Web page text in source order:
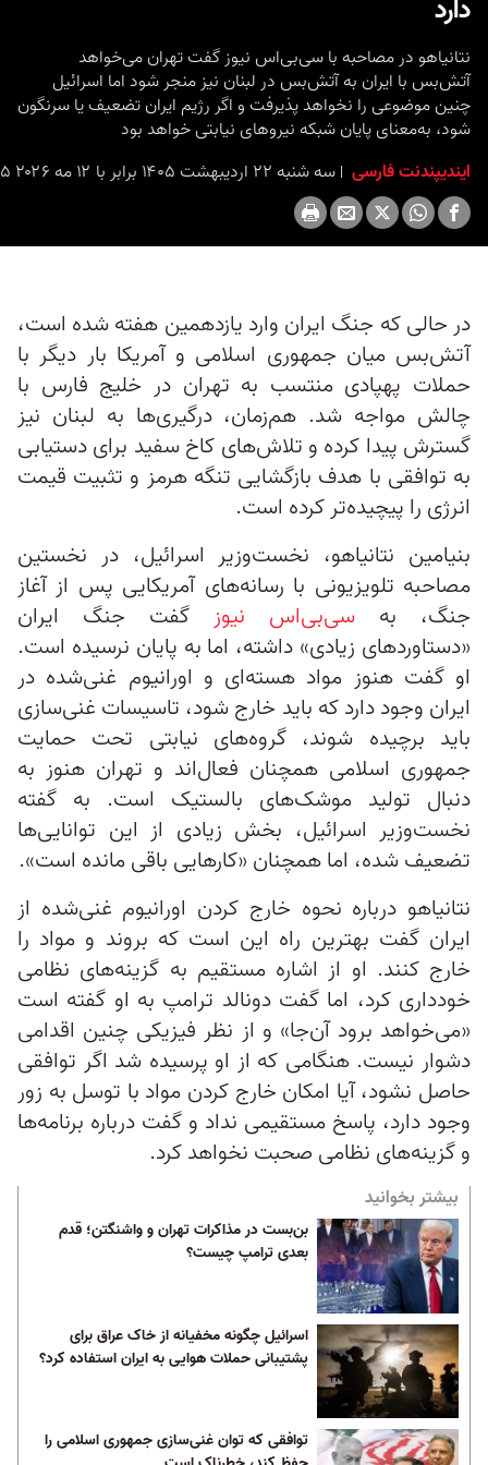
دارد
نتانیاهو در مصاحبه با سی‌بی‌اس نیوز گفت تهران می‌خواهد
آتش‌بس با ایران به آتش‌بس در لبنان نیز منجر شود اما اسرائیل
چنین موضوعی را نخواهد پذیرفت و اگر رژیم ایران تضعیف یا سرنگون
شود، به‌معنای پایان شبکه نیروهای نیابتی خواهد بود
ایندیپندنت فارسی سه شنبه ۲۲ اردیبهشت ۱۴۰۵ برابر با ۱۲ مه ۲۰۲۶ ۱۶:۱۵
در حالی که جنگ ایران وارد یازدهمین هفته شده است،
آتش‌بس میان جمهوری اسلامی و آمریکا بار دیگر با
حملات پهپادی منتسب به تهران در خلیج فارس با
چالش مواجه شد. هم‌زمان، درگیری‌ها به لبنان نیز
گسترش پیدا کرده و تلاش‌های کاخ سفید برای دستیابی
به توافقی با هدف بازگشایی تنگه هرمز و تثبیت قیمت
انرژی را پیچیده‌تر کرده است.
بنیامین نتانیاهو، نخست‌وزیر اسرائیل، در نخستین
مصاحبه تلویزیونی با رسانه‌‌های آمریکایی پس از آغاز
جنگ، به سی‌بی‌اس نیوز گفت جنگ ایران
«دستاوردهای زیادی» داشته، اما به پایان نرسیده است.
او گفت هنوز مواد هسته‌ای و اورانیوم غنی‌شده در
ایران وجود دارد که باید خارج شود، تاسیسات غنی‌سازی
باید برچیده شوند، گروه‌های نیابتی تحت حمایت
جمهوری اسلامی همچنان فعال‌اند و تهران هنوز به
دنبال تولید موشک‌های بالستیک است. به گفته
نخست‌وزیر اسرائیل، بخش زیادی از این توانایی‌ها
تضعیف شده، اما همچنان «کارهایی باقی مانده است».
نتانیاهو درباره نحوه خارج کردن اورانیوم غنی‌شده از
ایران گفت بهترین راه این است که بروند و مواد را
خارج کنند. او از اشاره مستقیم به گزینه‌های نظامی
خودداری کرد، اما گفت دونالد ترامپ به او گفته است
«می‌خواهد برود آن‌جا» و از نظر فیزیکی چنین اقدامی
دشوار نیست. هنگامی که از او پرسیده شد اگر توافقی
حاصل نشود، آیا امکان خارج کردن مواد با توسل به زور
وجود دارد، پاسخ مستقیمی نداد و گفت درباره برنامه‌ها
و گزینه‌های نظامی صحبت نخواهد کرد.
بیشتر بخوانید
بن‌بست در مذاکرات تهران و واشنگتن؛ قدم
بعدی ترامپ چیست؟
اسرائیل چگونه مخفیانه از خاک عراق برای
پشتیبانی حملات هوایی به ایران استفاده کرد؟
توافقی که توان غنی‌سازی جمهوری اسلامی را